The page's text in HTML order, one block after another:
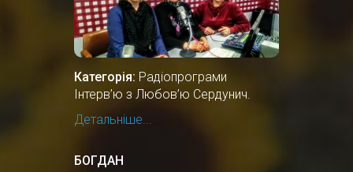
Категорія: Радіопрограми
Інтерв’ю з Любов’ю Сердунич.
Детальніше...
БОГДАН